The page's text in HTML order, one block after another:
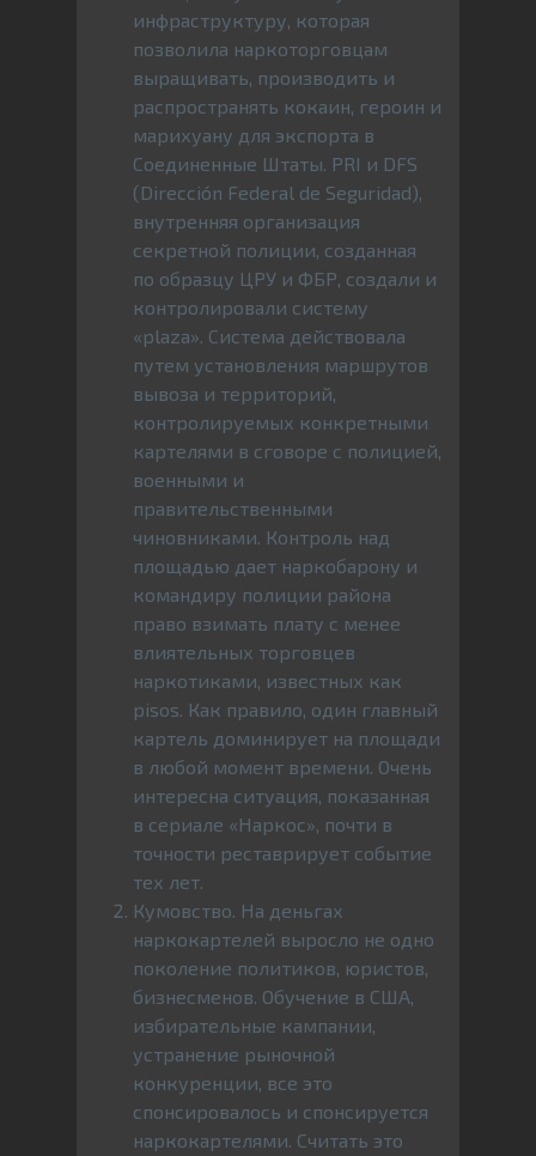
инфраструктуру, которая
позволила наркоторговцам
выращивать, производить и
распространять кокаин, героин и
марихуану для экспорта в
Соединенные Штаты. PRI и DFS
(Dirección Federal de Seguridad),
внутренняя организация
секретной полиции, созданная
по образцу ЦРУ и ФБР, создали и
контролировали систему
«plaza». Система действовала
путем установления маршрутов
вывоза и территорий,
контролируемых конкретными
картелями в сговоре с полицией,
военными и
правительственными
чиновниками. Контроль над
площадью дает наркобарону и
командиру полиции района
право взимать плату с менее
влиятельных торговцев
наркотиками, известных как
pisos. Как правило, один главный
картель доминирует на площади
в любой момент времени. Очень
интересна ситуация, показанная
в сериале «Наркос», почти в
точности реставрирует событие
тех лет.
Кумовство. На деньгах
наркокартелей выросло не одно
поколение политиков, юристов,
бизнесменов. Обучение в США,
избирательные кампании,
устранение рыночной
конкуренции, все это
спонсировалось и спонсируется
наркокартелями. Считать это